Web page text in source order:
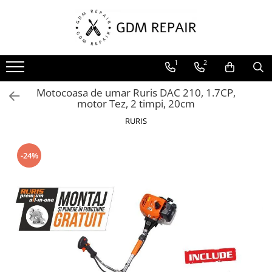
Toate Produsele
Motocoase
Accesorii masina tuns gazon
Masini de tuns iarba
Motofierastraie
Fierastraie electrice cu lant
Motofierastraie pe benzina
Pompe
Accesorii pompe
1 2
Motocoasa de umar Ruris DAC 210, 1.7CP,
motor Tez, 2 timpi, 20cm
RURIS
-24%